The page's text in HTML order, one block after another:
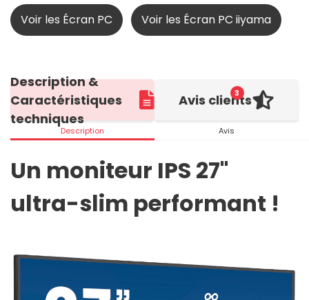
Voir les Écran PC Voir les Écran PC iiyama
Description &
Caractéristiques
techniques
Description
3
Avis clients
Avis
Un moniteur IPS 27"
ultra-slim performant !